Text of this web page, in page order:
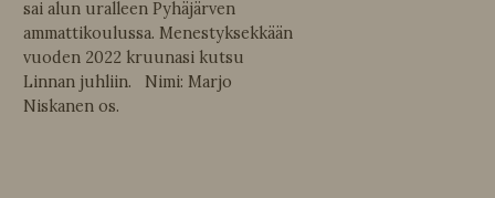
sai alun uralleen Pyhäjärven
ammattikoulussa. Menestyksekkään
vuoden 2022 kruunasi kutsu
Linnan juhliin. Nimi: Marjo
Niskanen os.